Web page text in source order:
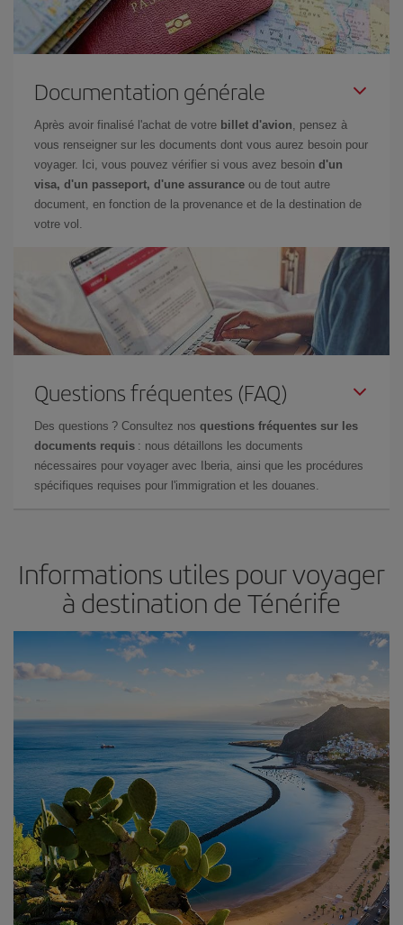
Documentation générale
Après avoir finalisé l'achat de votre billet d'avion , pensez à
vous renseigner sur les documents dont vous aurez besoin pour
voyager. Ici, vous pouvez vérifier si vous avez besoin d'un
visa, d'un passeport, d'une assurance ou de tout autre
document, en fonction de la provenance et de la destination de
votre vol.
Questions fréquentes (FAQ)
Des questions ? Consultez nos questions fréquentes sur les
documents requis : nous détaillons les documents
nécessaires pour voyager avec Iberia, ainsi que les procédures
spécifiques requises pour l'immigration et les douanes.
Informations utiles pour voyager
à destination de Ténérife